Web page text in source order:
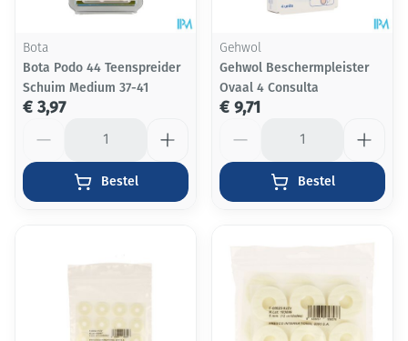
Bota
Bota Podo 44 Teenspreider
Schuim Medium 37-41
€ 3,97
Bestel
Gehwol
Gehwol Beschermpleister
Ovaal 4 Consulta
€ 9,71
Bestel